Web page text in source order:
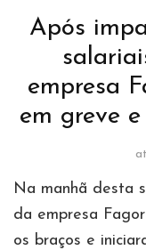
Após
empresa
em greve
Na manhã desta
da empresa
os braços e